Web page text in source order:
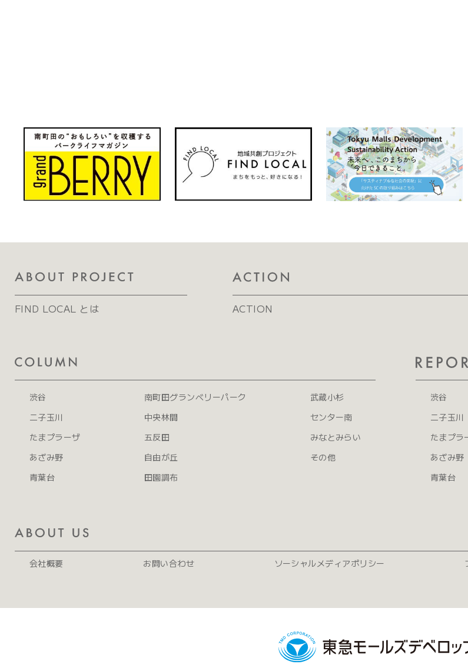
FIND LOCAL とは ACTION
渋谷
二子玉川
たまプラーザ
あざみ野
青葉台
南町田グランベリーパーク
中央林間
五反田
自由が丘
田園調布
武蔵小杉
センター南
みなとみらい
その他
渋谷
二子玉川
たまプラ
あざみ野
青葉台
会社概要 お問い合わせ ソーシャルメディアポリシー